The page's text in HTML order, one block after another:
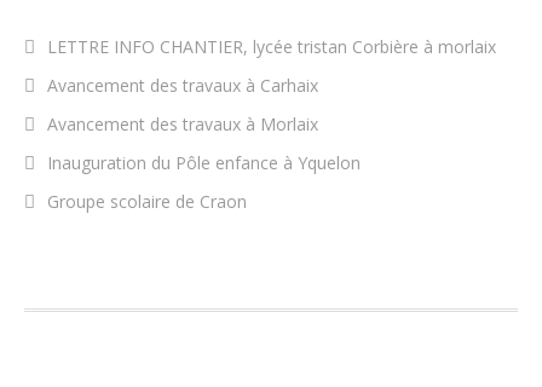
LETTRE INFO CHANTIER, lycée tristan Corbière à morlaix
Avancement des travaux à Carhaix
Avancement des travaux à Morlaix
Inauguration du Pôle enfance à Yquelon
Groupe scolaire de Craon